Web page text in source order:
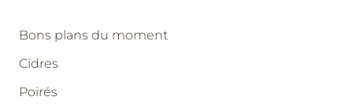
Bons plans du moment
Cidres
Poirés